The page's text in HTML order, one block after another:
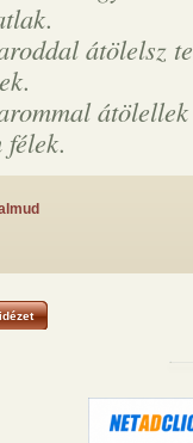
átölelsz
átölellek
félek.